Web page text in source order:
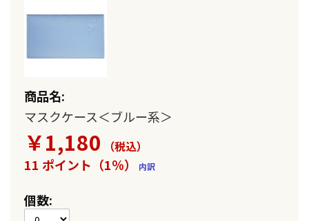
さ
た
商
品
ア
イ
ム
マスクケース＜ブルー系＞
￥1,180 （税込）
11 ポイント（1％） 内訳